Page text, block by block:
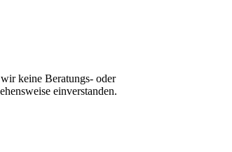
keine Beratungs- oder
einverstanden.